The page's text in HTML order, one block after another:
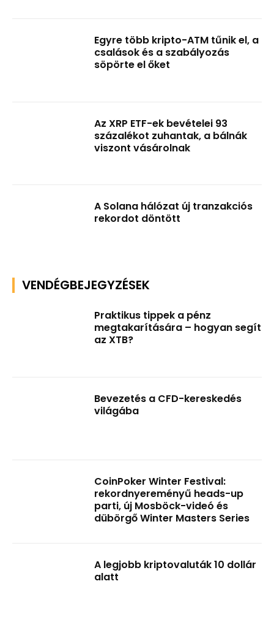
Egyre több kripto-ATM tűnik el, a
csalások és a szabályozás
söpörte el őket
Az XRP ETF-ek bevételei 93
százalékot zuhantak, a bálnák
viszont vásárolnak
A Solana hálózat új tranzakciós
rekordot döntött
VENDÉGBEJEGYZÉSEK
Praktikus tippek a pénz
megtakarítására – hogyan segít
az XTB?
Bevezetés a CFD-kereskedés
világába
CoinPoker Winter Festival:
rekordnyereményű heads-up
parti, új Mosböck-videó és
dübörgő Winter Masters Series
A legjobb kriptovaluták 10 dollár
alatt